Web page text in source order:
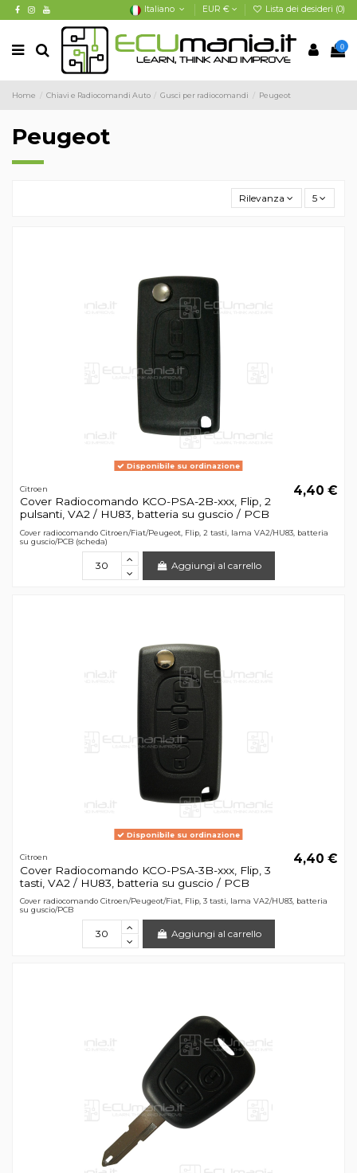
Italiano EUR € Lista dei desideri (0)
0
Home Chiavi e Radiocomandi Auto Gusci per radiocomandi Peugeot
Peugeot
Rilevanza 5
Disponibile su ordinazione
Citroen
Cover Radiocomando KCO-PSA-2B-xxx, Flip, 2
pulsanti, VA2 / HU83, batteria su guscio / PCB
4,40 €
Cover radiocomando Citroen/Fiat/Peugeot, Flip, 2 tasti, lama VA2/HU83, batteria
su guscio/PCB (scheda)
Aggiungi al carrello
Disponibile su ordinazione
Citroen
Cover Radiocomando KCO-PSA-3B-xxx, Flip, 3
tasti, VA2 / HU83, batteria su guscio / PCB
4,40 €
Cover radiocomando Citroen/Peugeot/Fiat, Flip, 3 tasti, lama VA2/HU83, batteria
su guscio/PCB
Aggiungi al carrello